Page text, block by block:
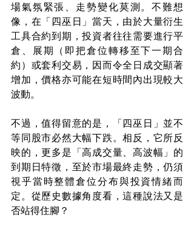
場氣氛緊張、走勢變化莫測。不難想
像，在「四巫日」當天，由於大量衍生
工具合約到期，投資者往往需要進行平
倉、展期（即把倉位轉移至下一期合
約）或套利交易，因而令全日成交顯著
增加，價格亦可能在短時間內出現較大
波動。
不過，值得留意的是，「四巫日」並不
等同股市必然大幅下跌。相反，它所反
映的，更多是「高成交量、高波幅」的
到期日特徵，至於市場最終走勢，仍須
視乎當時整體倉位分布與投資情緒而
定。從歷史數據角度看，這種說法又是
否站得住腳？